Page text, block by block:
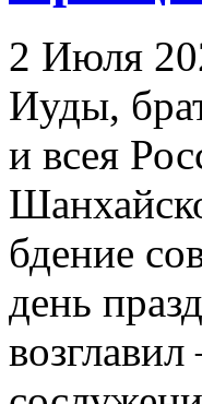
2 Июля
Иуды,
и всея
бдение
день